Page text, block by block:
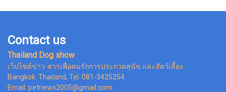
Contact us
Thailand Dog show
เว็ปไซต์ข่าว-สารเพื่อคนรักการประกวดสุนัข และสัตว์เลี้ยง
Bangkok Thailand, Tel. 081-3425254
Email: petnews2005@gmail.com